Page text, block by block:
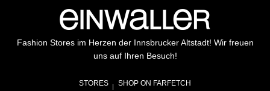
Fashion Stores im Herzen der Innsbrucker Altstadt! Wir freuen
uns auf Ihren Besuch!
STORES
SHOP ON FARFETCH